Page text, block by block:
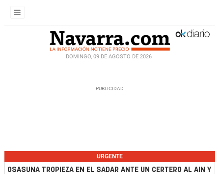
DOMINGO, 09 DE AGOSTO DE 2026
URGENTE
OSASUNA TROPIEZA EN EL SADAR ANTE UN CERTERO AL AIN Y